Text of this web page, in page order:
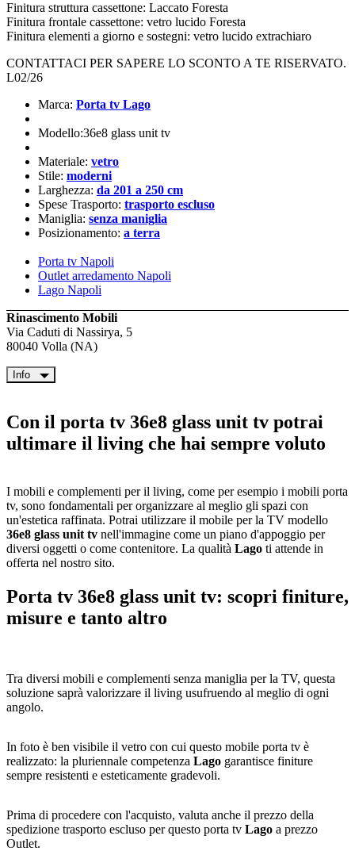
Finitura struttura cassettone: Laccato Foresta
Finitura frontale cassettone: vetro lucido Foresta
Finitura elementi a giorno e sostegni: vetro lucido extrachiaro
CONTATTACI PER SAPERE LO SCONTO A TE RISERVATO.
L02/26
Marca: Porta tv Lago
Modello:36e8 glass unit tv
Materiale: vetro
Stile: moderni
Larghezza: da 201 a 250 cm
Spese Trasporto: trasporto escluso
Maniglia: senza maniglia
Posizionamento: a terra
Porta tv Napoli
Outlet arredamento Napoli
Lago Napoli
Rinascimento Mobili
Via Caduti di Nassirya, 5
80040 Volla (NA)
Info
Con il porta tv 36e8 glass unit tv potrai
ultimare il living che hai sempre voluto
I mobili e complementi per il living, come per esempio i mobili porta
tv, sono fondamentali per organizzare al meglio gli spazi con
un'estetica raffinata. Potrai utilizzare il mobile per la TV modello
36e8 glass unit tv nell'immagine come un piano d'appoggio per
diversi oggetti o come contenitore. La qualità Lago ti attende in
offerta nel nostro sito.
Porta tv 36e8 glass unit tv: scopri finiture,
misure e tanto altro
Tra diversi mobili e complementi senza maniglia per la TV, questa
soluzione saprà valorizzare il living usufruendo al meglio di ogni
angolo.
In foto è ben visibile il vetro con cui questo mobile porta tv è
realizzato: la pluriennale competenza Lago garantisce finiture
sempre resistenti e esteticamente gradevoli.
Prima di procedere con l'acquisto, valuta anche il prezzo della
spedizione trasporto escluso per questo porta tv Lago a prezzo
Outlet.